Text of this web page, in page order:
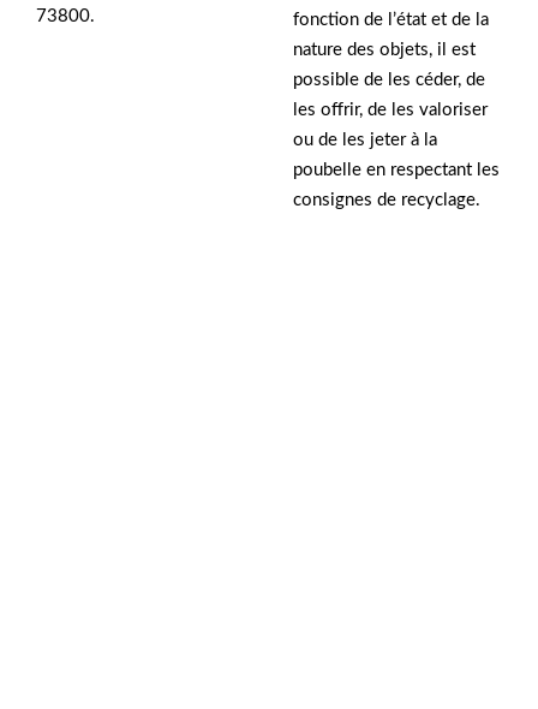
73800.
fonction de l’état et de la
nature des objets, il est
possible de les céder, de
les offrir, de les valoriser
ou de les jeter à la
poubelle en respectant les
consignes de recyclage.